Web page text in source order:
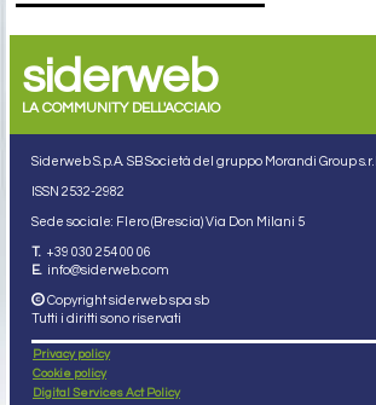
siderweb
LA COMMUNITY DELL'ACCIAIO
Siderweb S.p.A. SB Società del gruppo Morandi Group s.r.l.
ISSN 2532-2982
Sede sociale: Flero (Brescia) Via Don Milani 5
T. +39 030 254 00 06
E. info@siderweb.com
Copyright siderweb spa sb
Tutti i diritti sono riservati
Privacy policy
Cookie policy
Digital Services Act Policy